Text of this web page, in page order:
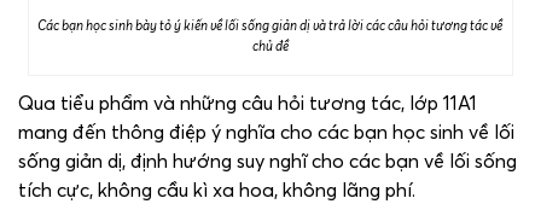
Các bạn học sinh bày tỏ ý kiến về lối sống giản dị và trả lời các câu hỏi tương tác về
chủ đề
Qua tiểu phẩm và những câu hỏi tương tác, lớp 11A1
mang đến thông điệp ý nghĩa cho các bạn học sinh về lối
sống giản dị, định hướng suy nghĩ cho các bạn về lối sống
tích cực, không cầu kì xa hoa, không lãng phí.